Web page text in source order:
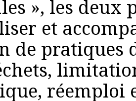
», les deux
et
de pratiques
réemploi